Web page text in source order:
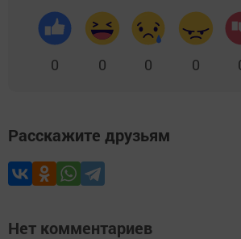
0 0 0 0
Расскажите друзьям
Нет комментариев